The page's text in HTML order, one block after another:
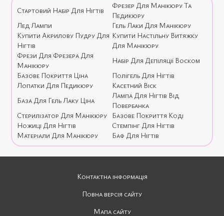
Стартовий Набір Для Нігтів
Фрезер Для Манікюру Та
Педикюру
Лед Лампи
Гель Лаки Для Манікюру
Купити Акрилову Пудру Для
Нігтів
Купити Настільну Витяжку
Для Манікюру
Фрези Для Фрезера Для
Манікюру
Набір Для Депіляції Воском
Базове Покриття Ціна
Полігель Для Нігтів
Лопатки Для Педикюру
Касетний Віск
База Для Гель Лаку Ціна
Лампа Для Нігтів Від
Повербанка
Стерилізатор Для Манікюру
Базове Покриття Коді
Ножиці Для Нігтів
Стемпінг Для Нігтів
Матеріали Для Манікюру
Баф Для Нігтів
Контактна інформація
Повна версія сайту
Мапа сайту